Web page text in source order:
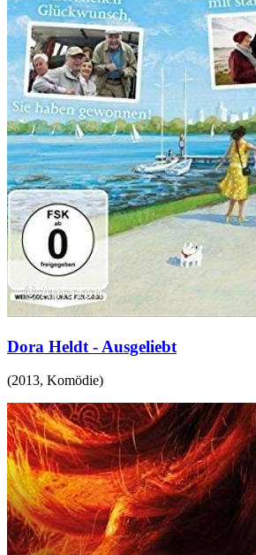
Dora Heldt - Ausgeliebt
(2013, Komödie)